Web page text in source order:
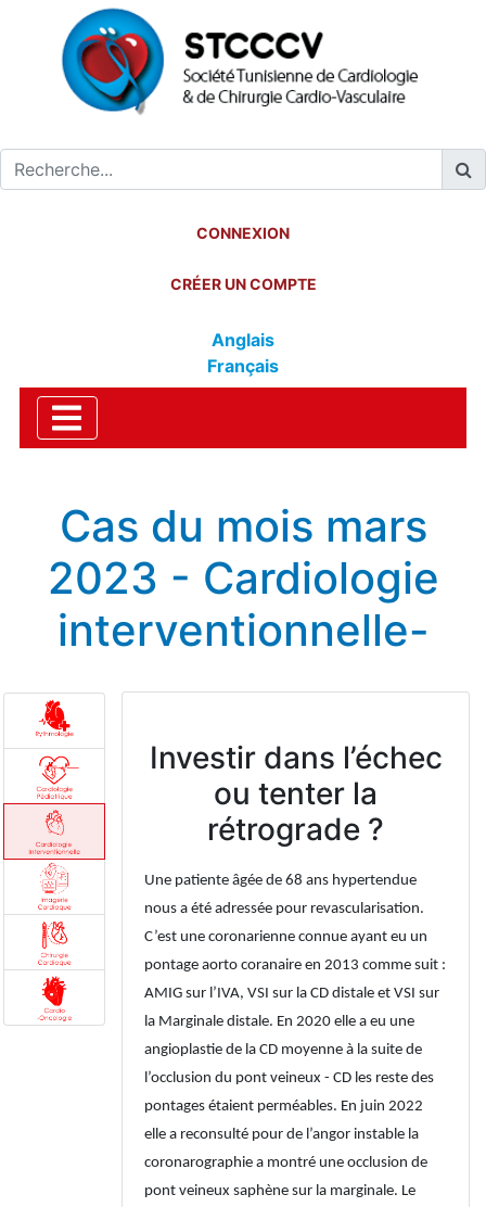
CONNEXION
CRÉER UN COMPTE
Anglais
Français
Cas du mois mars
2023 - Cardiologie
interventionnelle-
Investir dans l’échec
ou tenter la
rétrograde ?
Une patiente âgée de 68 ans hypertendue
nous a été adressée pour revascularisation.
C’est une coronarienne connue ayant eu un
pontage aorto coranaire en 2013 comme suit :
AMIG sur l’IVA, VSI sur la CD distale et VSI sur
la Marginale distale. En 2020 elle a eu une
angioplastie de la CD moyenne à la suite de
l’occlusion du pont veineux - CD les reste des
pontages étaient perméables. En juin 2022
elle a reconsulté pour de l’angor instable la
coronarographie a montré une occlusion de
pont veineux saphène sur la marginale. Le